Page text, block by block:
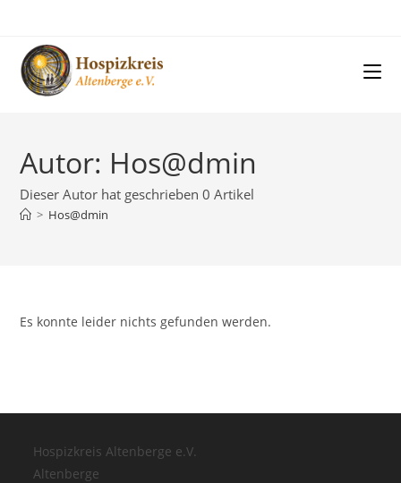
springen
Autor: Hos@dmin
Dieser Autor hat geschrieben 0 Artikel
> Hos@dmin
Es konnte leider nichts gefunden werden.
Hospizkreis Altenberge e.V.
Altenberge